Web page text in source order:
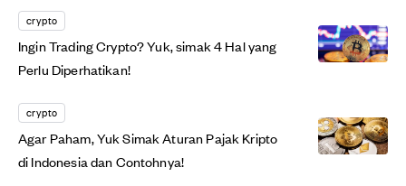
crypto
Ingin Trading Crypto? Yuk, simak 4 Hal yang
Perlu Diperhatikan!
crypto
Agar Paham, Yuk Simak Aturan Pajak Kripto
di Indonesia dan Contohnya!